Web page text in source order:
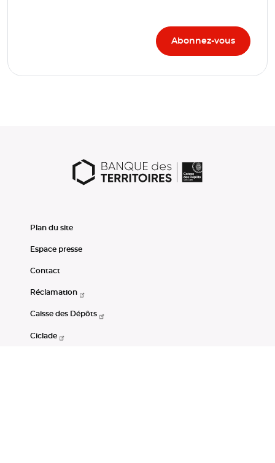
Plan du site
Espace presse
Contact
Réclamation
Caisse des Dépôts
Ciclade